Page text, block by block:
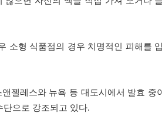
소형 식품점의 경우 치명적인 피해를
젤레스와 뉴욕 등 대도시에서 발효 중
으로 강조되고 있다.